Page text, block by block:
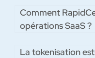
Comment
opérations SaaS ?
La tokenisation